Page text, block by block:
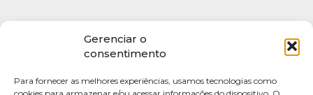
Gerenciar o
consentimento
Para fornecer as melhores experiências, usamos tecnologias como
Diretoria